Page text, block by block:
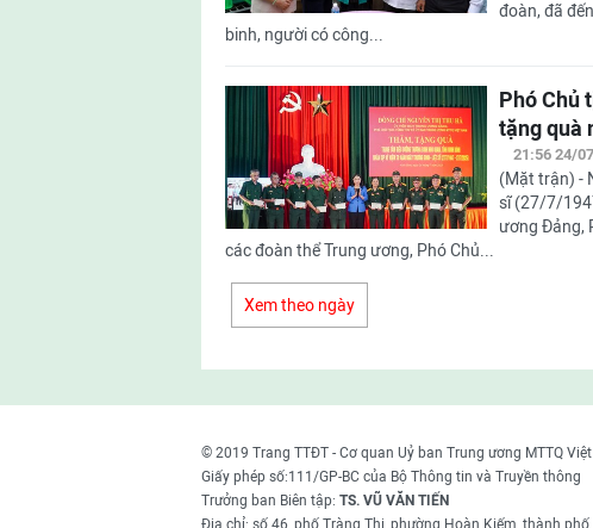
đoàn, đã
binh, người có công...
Phó Chủ
tặng quà
21:56 24/
(Mặt trận) -
sĩ (27/7/
ương Đảng,
các đoàn thể Trung ương, Phó Chủ...
Xem theo ngày
© 2019 Trang TTĐT - Cơ quan Uỷ ban Trung ương MTTQ
Giấy phép số:111/GP-BC của Bộ Thông tin và Truyền thông
Trưởng ban Biên tập: TS. VŨ VĂN TIẾN
Địa chỉ: số 46, phố Tràng Thi, phường Hoàn Kiếm, thành phố